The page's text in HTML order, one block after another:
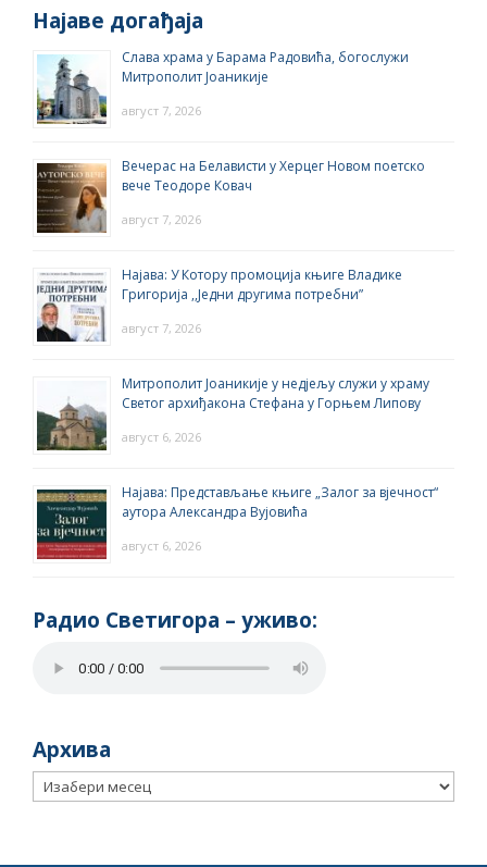
Најаве догађаја
Слава храма у Барама Радовића, богослужи
Митрополит Јоаникије
август 7, 2026
Вечерас на Белависти у Херцег Новом поетско
вече Теодоре Ковач
август 7, 2026
Најава: У Котору промоција књиге Владике
Григорија ,,Једни другима потребни”
август 7, 2026
Митрополит Јоаникије у недјељу служи у храму
Светог архиђакона Стефана у Горњем Липову
август 6, 2026
Најава: Представљање књиге „Залог за вјечност“
аутора Александра Вујовића
август 6, 2026
Радио Светигора – yживо:
Архива
Архива